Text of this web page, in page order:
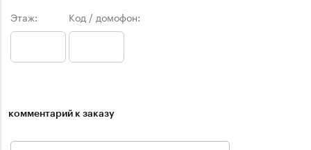
Этаж: Код / домофон:
комментарий к заказу